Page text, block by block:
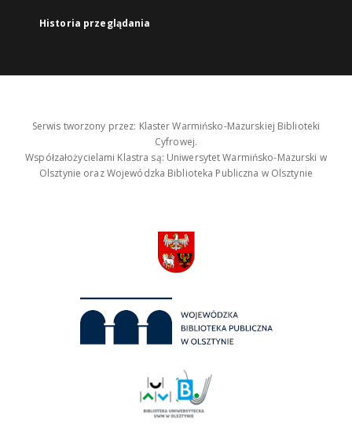
Historia przeglądania
Serwis tworzony przez: Klaster Warmińsko-Mazurskiej Biblioteki
Cyfrowej.
Współzałożycielami Klastra są: Uniwersytet Warmińsko-Mazurski w
Olsztynie oraz Wojewódzka Biblioteka Publiczna w Olsztynie